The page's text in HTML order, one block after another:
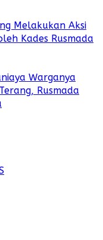
Melakukan Aksi
Kades Rusmada
Warganya
Rusmada